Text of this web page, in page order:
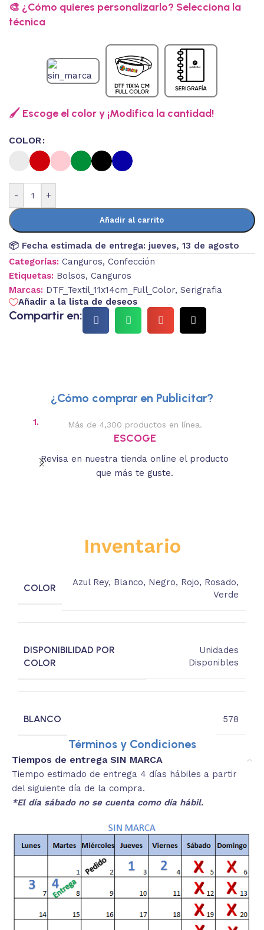
🎨 ¿Cómo quieres personalizarlo? Selecciona la
técnica
🖌️ Escoge el color y ¡Modifica la cantidad!
COLOR
- +
Añadir al carrito
📦 Fecha estimada de entrega: jueves, 13 de agosto
Categorías: Canguros, Confección
Etiquetas: Bolsos, Canguros
Marcas: DTF_Textil_11x14cm_Full_Color, Serigrafia
Añadir a la lista de deseos
Compartir en:
¿Cómo comprar en Publicitar?
1. Más de 4,300 productos en línea.
ESCOGE
Revisa en nuestra tienda online el producto
que más te guste.
Inventario
COLOR
Azul Rey, Blanco, Negro, Rojo, Rosado,
Verde
DISPONIBILIDAD POR
COLOR
Unidades
Disponibles
BLANCO 578
Términos y Condiciones
Tiempos de entrega SIN MARCA
Tiempo estimado de entrega 4 días hábiles a partir
del siguiente día de la compra.
*El día sábado no se cuenta como día hábil.